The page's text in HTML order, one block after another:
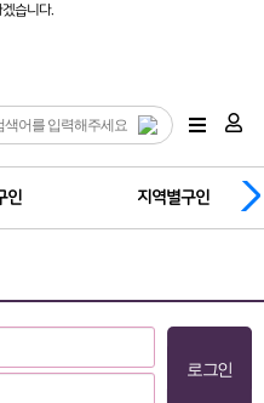
습니다.
인 지역별구인